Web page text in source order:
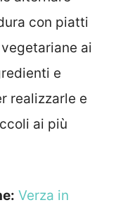
con piatti
ai
e
realizzarle e
ai più
Verza in